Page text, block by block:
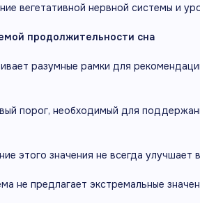
вегетативной нервной системы и
продолжительности сна
разумные рамки для
порог, необходимый для
этого значения не всегда улучшает
не предлагает экстремальные